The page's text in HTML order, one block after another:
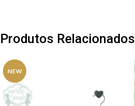
Produtos Relacionados
NEW